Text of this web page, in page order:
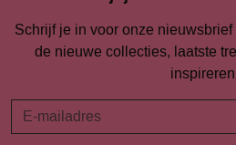
Schrijf je in voor onze
de nieuwe collecties, laatste